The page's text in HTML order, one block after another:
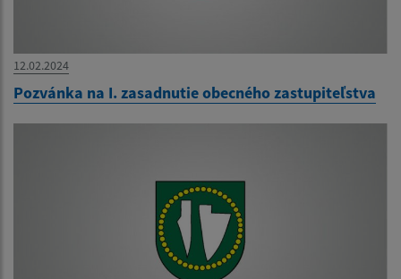
12.02.2024
Pozvánka na I. zasadnutie obecného zastupiteľstva